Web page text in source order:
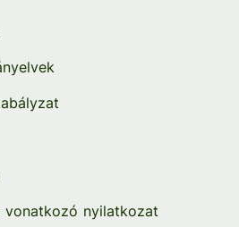
vonatkozó nyilatkozat